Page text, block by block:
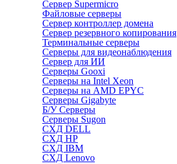
Сервер Supermicro
Файловые серверы
Сервер контроллер домена
Сервер резервного копирования
Терминальные серверы
Серверы для видеонаблюдения
Сервер для ИИ
Серверы Gooxi
Серверы на Intel Xeon
Серверы на AMD EPYC
Серверы Gigabyte
Б/У Серверы
Серверы Sugon
СХД DELL
СХД HP
СХД IBM
СХД Lenovo